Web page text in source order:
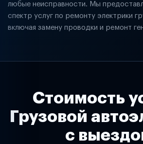
любые неисправности. Мы
спектр услуг по ремонту электрики
включая замену проводки и ремонт
Стоимость
Грузовой
с